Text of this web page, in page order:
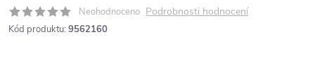
Neohodnoceno Podrobnosti hodnocení
Kód produktu: 9562160